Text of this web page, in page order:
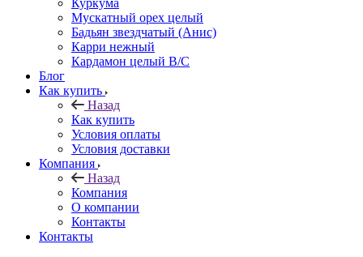
Куркума
Мускатный орех целый
Бадьян звездчатый (Анис)
Карри нежный
Кардамон целый В/С
Блог
Как купить
Назад
Как купить
Условия оплаты
Условия доставки
Компания
Назад
Компания
О компании
Контакты
Контакты